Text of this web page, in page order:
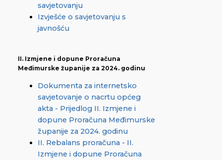
savjetovanju
Izvješće o savjetovanju s
javnošću
II. Izmjene i dopune Proračuna
Međimurske županije za 2024. godinu
Dokumenta za internetsko
savjetovanje o nacrtu općeg
akta - Prijedlog II. Izmjene i
dopune Proračuna Međimurske
županije za 2024. godinu
II. Rebalans proračuna - II.
Izmjene i dopune Proračuna